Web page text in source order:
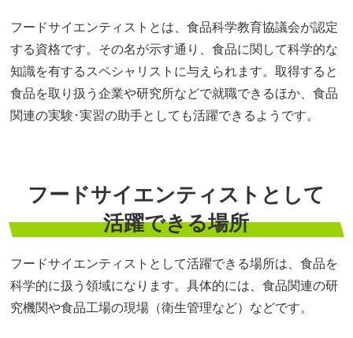
フードサイエンティストとは、食品科学教育協議会が認定
する資格です。その名が示す通り、食品に関して科学的な
知識を有するスペシャリストに与えられます。取得すると
食品を取り扱う企業や研究所などで就職できるほか、食品
関連の実験･実習の助手としても活躍できるようです。
フードサイエンティストとして
活躍できる場所
フードサイエンティストとして活躍できる場所は、食品を
科学的に扱う領域になります。具体的には、食品関連の研
究機関や食品工場の現場（衛生管理など）などです。